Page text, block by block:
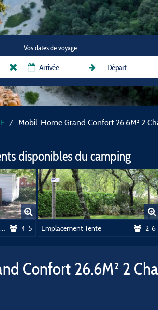
Vos dates de voyage
Mobil-Home Grand Confort 26.6M² 2
disponibles du camping
4-5 Emplacement Tente 2-6
Confort 26.6M² 2